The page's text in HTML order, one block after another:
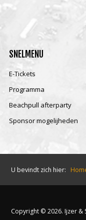
SNELMENU
E-Tickets
Programma
Beachpull afterparty
Sponsor mogelijheden
U bevindt zich hier:
Copyright © 2026. Ijzer &